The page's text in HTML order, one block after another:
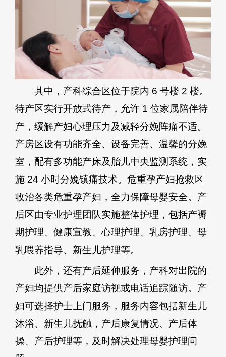
其中，产科综合区位于院内 6 号楼 2 楼。
待产区实行开放式待产，允许 1 位家属陪伴待
产，缓解产妇心理压力及减轻分娩阵痛不适。
产房区设有功能齐全、设备完善、温馨的分娩
室，配有多功能产床及胎儿中央监测系统，实
施 24 小时分娩镇痛技术。危重孕产妇抢救区
收治各类危重孕产妇，全力保障母婴安全。产
后区由专业护理团队实施整体护理，包括产褥
期护理、健康宣教、心理护理、乳房护理、母
乳喂养指导、新生儿护理等。
此外，还有产后延伸服务，产科对出院的
产妇均提供产后家庭访视或电话追踪随访。产
妇可选择护士上门服务，服务内容包括新生儿
沐浴、新生儿抚触，产后康复情况、产后体
操、产后护理等，及时解决处理母婴护理问